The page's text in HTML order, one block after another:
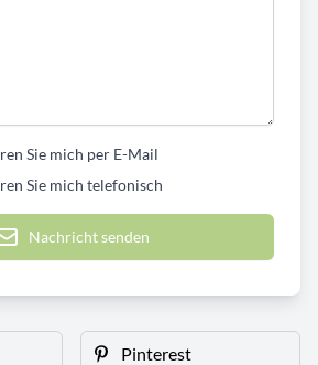
Sie mich per E-Mail
Sie mich telefonisch
Nachricht senden
Pinterest